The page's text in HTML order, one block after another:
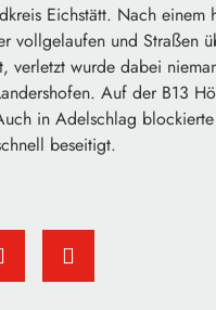
Eichstätt. Nach einem
vollgelaufen und Straßen
verletzt wurde dabei
Auf der B13
in Adelschlag
beseitigt.